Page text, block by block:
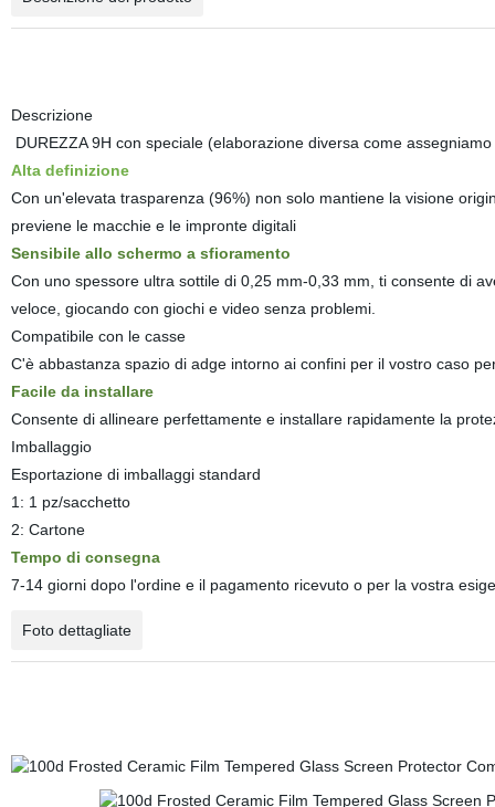
Descrizione
DUREZZA 9H con speciale (elaborazione diversa come
Alta definizione
Con un'elevata trasparenza (96%) non solo mantiene la visione
previene le macchie e le impronte digitali
Sensibile allo schermo a sfioramento
Con uno spessore ultra sottile di 0,25 mm-0,33 mm, ti consente di
veloce, giocando con giochi e video senza problemi.
Compatibile con le casse
C'è abbastanza spazio di adge intorno ai confini per il vostro caso
Facile da installare
Consente di allineare perfettamente e installare rapidamente la
Imballaggio
Esportazione di imballaggi standard
1: 1 pz/sacchetto
2: Cartone
Tempo di consegna
7-14 giorni dopo l'ordine e il pagamento ricevuto o per la vostra
Foto dettagliate